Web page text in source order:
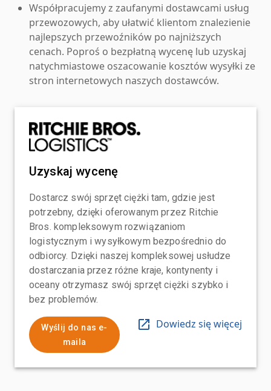
Współpracujemy z zaufanymi dostawcami usług
przewozowych, aby ułatwić klientom znalezienie
najlepszych przewoźników po najniższych
cenach. Poproś o bezpłatną wycenę lub uzyskaj
natychmiastowe oszacowanie kosztów wysyłki ze
stron internetowych naszych dostawców.
Uzyskaj wycenę
Dostarcz swój sprzęt ciężki tam, gdzie jest
potrzebny, dzięki oferowanym przez Ritchie
Bros. kompleksowym rozwiązaniom
logistycznym i wysyłkowym bezpośrednio do
odbiorcy. Dzięki naszej kompleksowej usłudze
dostarczania przez różne kraje, kontynenty i
oceany otrzymasz swój sprzęt ciężki szybko i
bez problemów.
Wyślij do nas e-
maila
Dowiedz się więcej